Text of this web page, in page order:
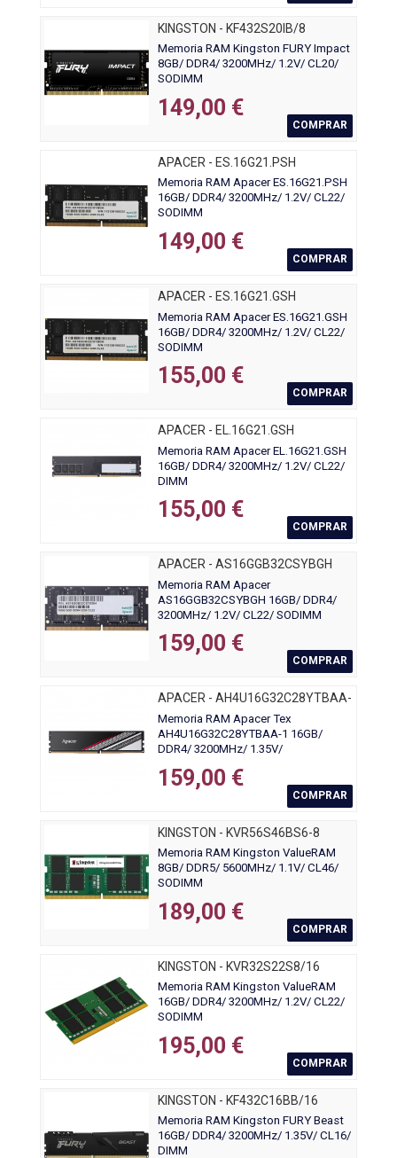
KINGSTON - KF432S20IB/8
Memoria RAM Kingston FURY Impact
8GB/ DDR4/ 3200MHz/ 1.2V/ CL20/
SODIMM
149,00 €
COMPRAR
APACER - ES.16G21.PSH
Memoria RAM Apacer ES.16G21.PSH
16GB/ DDR4/ 3200MHz/ 1.2V/ CL22/
SODIMM
149,00 €
COMPRAR
APACER - ES.16G21.GSH
Memoria RAM Apacer ES.16G21.GSH
16GB/ DDR4/ 3200MHz/ 1.2V/ CL22/
SODIMM
155,00 €
COMPRAR
APACER - EL.16G21.GSH
Memoria RAM Apacer EL.16G21.GSH
16GB/ DDR4/ 3200MHz/ 1.2V/ CL22/
DIMM
155,00 €
COMPRAR
APACER - AS16GGB32CSYBGH
Memoria RAM Apacer
AS16GGB32CSYBGH 16GB/ DDR4/
3200MHz/ 1.2V/ CL22/ SODIMM
159,00 €
COMPRAR
APACER - AH4U16G32C28YTBAA-
1
Memoria RAM Apacer Tex
AH4U16G32C28YTBAA-1 16GB/
DDR4/ 3200MHz/ 1.35V/
159,00 €
COMPRAR
KINGSTON - KVR56S46BS6-8
Memoria RAM Kingston ValueRAM
8GB/ DDR5/ 5600MHz/ 1.1V/ CL46/
SODIMM
189,00 €
COMPRAR
KINGSTON - KVR32S22S8/16
Memoria RAM Kingston ValueRAM
16GB/ DDR4/ 3200MHz/ 1.2V/ CL22/
SODIMM
195,00 €
COMPRAR
KINGSTON - KF432C16BB/16
Memoria RAM Kingston FURY Beast
16GB/ DDR4/ 3200MHz/ 1.35V/ CL16/
DIMM